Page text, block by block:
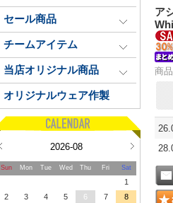
セール商品
チームアイテム
当店オリジナル商品
オリジナルウェア作製
2026-08
Sun Mon Tue Wed Thu Fri Sat
1
2
3 4 5 6 7
8
ア
商